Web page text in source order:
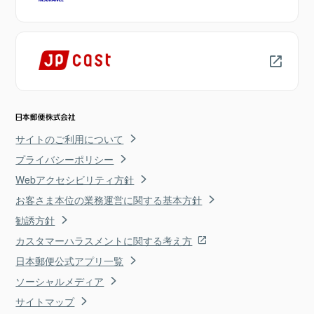
サイトのご利用について
プライバシーポリシー
Webアクセシビリティ方針
お客さま本位の業務運営に関する基本方針
勧誘方針
カスタマーハラスメントに関する考え方
日本郵便公式アプリ一覧
ソーシャルメディア
サイトマップ